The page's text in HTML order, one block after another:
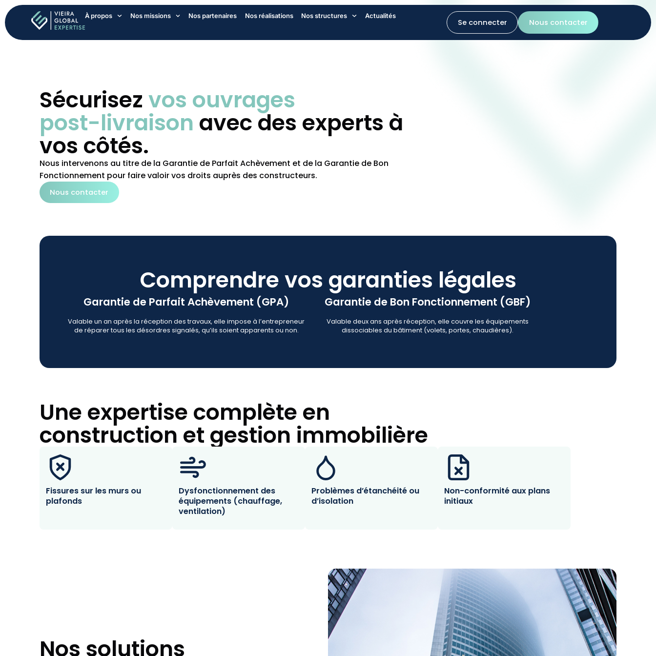
À propos Nos missions Nos partenaires Nos réalisations Nos structures Actualités
Se connecter Nous contacter
Sécurisez vos ouvrages
post-livraison avec des experts à
vos côtés.
Nous intervenons au titre de la Garantie de Parfait Achèvement et de la Garantie de Bon
Fonctionnement pour faire valoir vos droits auprès des constructeurs.
Nous contacter
Comprendre vos garanties légales
Garantie de Parfait Achèvement (GPA)
Valable un an après la réception des travaux, elle impose à l’entrepreneur
de réparer tous les désordres signalés, qu’ils soient apparents ou non.
Garantie de Bon Fonctionnement (GBF)
Valable deux ans après réception, elle couvre les équipements
dissociables du bâtiment (volets, portes, chaudières).
Une expertise complète en
construction et gestion immobilière
Fissures sur les murs ou
plafonds
Dysfonctionnement des
équipements (chauffage,
ventilation)
Problèmes d’étanchéité ou
d’isolation
Non-conformité aux plans
initiaux
Nos solutions